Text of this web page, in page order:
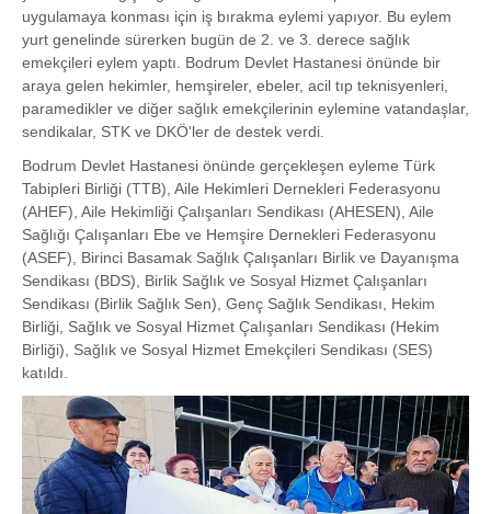
uygulamaya konması için iş bırakma eylemi yapıyor. Bu eylem
yurt genelinde sürerken bugün de 2. ve 3. derece sağlık
emekçileri eylem yaptı. Bodrum Devlet Hastanesi önünde bir
araya gelen hekimler, hemşireler, ebeler, acil tıp teknisyenleri,
paramedikler ve diğer sağlık emekçilerinin eylemine vatandaşlar,
sendikalar, STK ve DKÖ'ler de destek verdi.
Bodrum Devlet Hastanesi önünde gerçekleşen eyleme Türk
Tabipleri Birliği (TTB), Aile Hekimleri Dernekleri Federasyonu
(AHEF), Aile Hekimliği Çalışanları Sendikası (AHESEN), Aile
Sağlığı Çalışanları Ebe ve Hemşire Dernekleri Federasyonu
(ASEF), Birinci Basamak Sağlık Çalışanları Birlik ve Dayanışma
Sendikası (BDS), Birlik Sağlık ve Sosyal Hizmet Çalışanları
Sendikası (Birlik Sağlık Sen), Genç Sağlık Sendikası, Hekim
Birliği, Sağlık ve Sosyal Hizmet Çalışanları Sendikası (Hekim
Birliği), Sağlık ve Sosyal Hizmet Emekçileri Sendikası (SES)
katıldı.